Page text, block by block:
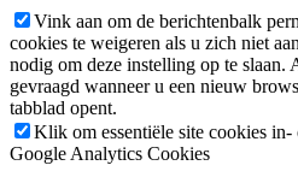
Vink aan om de berichtenbalk
cookies te weigeren als u zich niet
nodig om deze instelling op te slaan.
gevraagd wanneer u een nieuw
tabblad opent.
Klik om essentiële site cookies in-
Google Analytics Cookies